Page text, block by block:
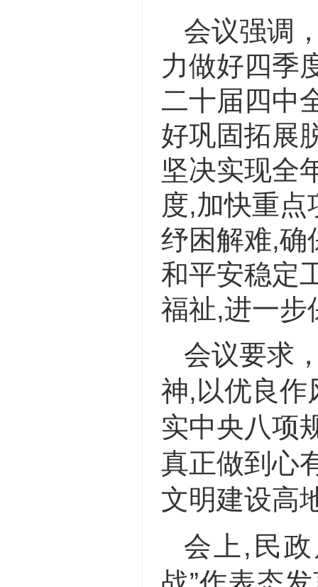
会议强调
力做好四季
二十届四中
好巩固拓展
坚决实现全
度,加快重
纾困解难,确
和平安稳定
福祉,进一步
会议要求
神,以优良作
实中央八项
真正做到心
文明建设高
会上,民